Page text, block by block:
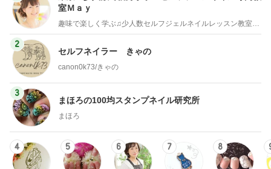
室Ｍａｙ
趣味で楽しく学ぶ♫少人数セルフジェルネイルレッスン教室・東京
2
セルフネイラー きゃの
canon0k73/きゃの
3
まほろの100均スタンプネイル研究所
まほろ
4 5 6 7 8